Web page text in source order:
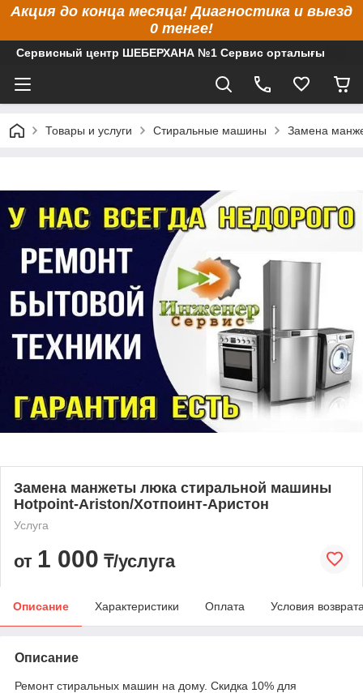
Акция до конца месяца! Диагностика и выезд
0 тенге!
Сервисный центр ШЕБЕРХАНА №1 Сервис орталығы
Товары и услуги Стиральные машины Замена
Замена манжеты люка стиральной машины
Hotpoint-Ariston/Хотпоинт-Аристон
Услуга
от 1 000 ₸/услуга
Описание Характеристики Оплата Условия
Описание
Ремонт стиральных машин на дому. Скидка 10% для